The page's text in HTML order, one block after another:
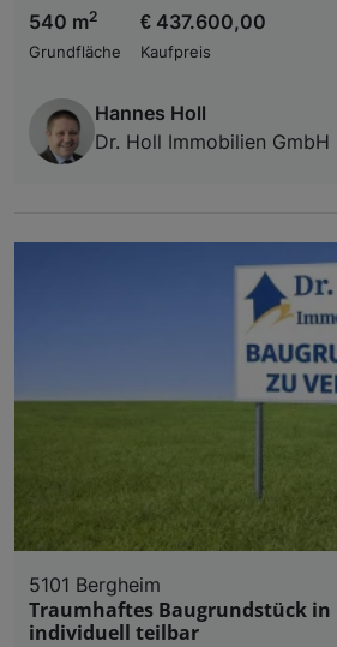
540 m2
Grundfläche
€ 437.600,00
Kaufpreis
Hannes Holl
Dr. Holl Immobilien GmbH
5101 Bergheim
Traumhaftes Baugrundstück in
individuell teilbar